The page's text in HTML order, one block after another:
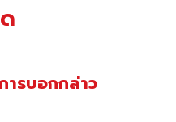
ารบอกกล่าว